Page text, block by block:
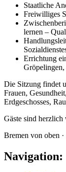
Staatliche
Freiwilliges
lernen –
Errichtung
Gröpelingen,
Die Sitzung findet
Frauen,
Erdgeschosses,
Gäste sind
Bremen von oben ·
Navigation: